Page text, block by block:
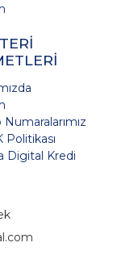
Numaralarımız
Politikası
Digital Kredi